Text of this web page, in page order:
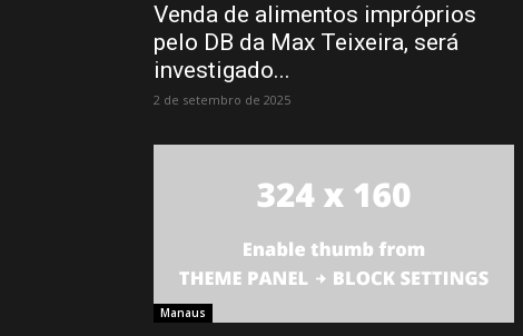
Venda de alimentos impróprios
pelo DB da Max Teixeira, será
investigado...
2 de setembro de 2025
Manaus